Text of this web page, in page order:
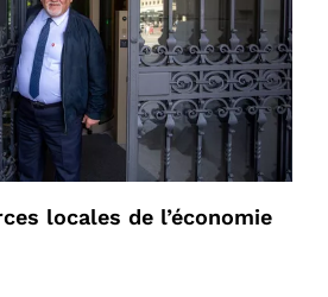
locales de l’économie